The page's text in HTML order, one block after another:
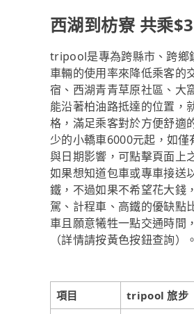
西湖到枋寮 共乘
tripool是專為跨縣市、跨鄉
車輛的使用率來降低乘客的
宿、西湖青青草原社區、大
能沿著柏油路抵達的位置，
格，滿足乘客對於方便舒適
少的小轎車6000元起，如
與日期影響，可點擊頁面上
如果想知道包車或專車接送
鐵，不過如果不希望花大錢
駕、計程車、高鐵的優缺點
車且願意犧牲一點交通時間
（詳情請按黃色按鈕查詢）。
項目 tripool 旅步